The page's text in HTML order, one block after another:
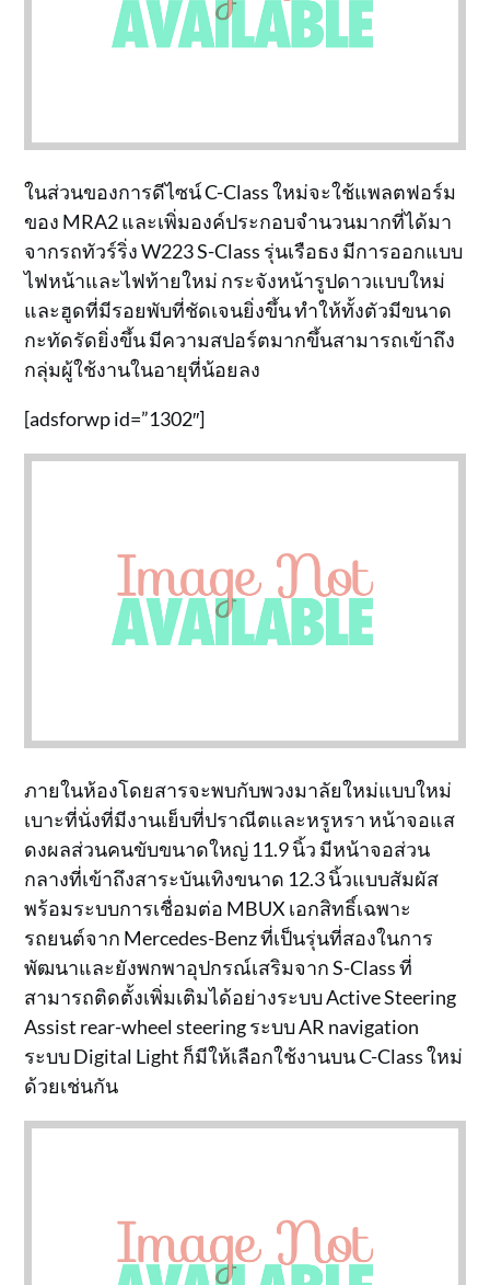
ในส่วนของการดีไซน์ C-Class ใหม่จะใช้แพลตฟอร์ม
ของ MRA2 และเพิ่มองค์ประกอบจำนวนมากที่ได้มา
จากรถทัวร์ริ่ง W223 S-Class รุ่นเรือธง มีการออกแบบ
ไฟหน้าและไฟท้ายใหม่ กระจังหน้ารูปดาวแบบใหม่
และฮูดที่มีรอยพับที่ชัดเจนยิ่งขึ้น ทำให้ทั้งตัวมีขนาด
กะทัดรัดยิ่งขึ้น มีความสปอร์ตมากขึ้นสามารถเข้าถึง
กลุ่มผู้ใช้งานในอายุที่น้อยลง
[adsforwp id=”1302″]
ภายในห้องโดยสารจะพบกับพวงมาลัยใหม่แบบใหม่
เบาะที่นั่งที่มีงานเย็บที่ปราณีตและหรูหรา หน้าจอแส
ดงผลส่วนคนขับขนาดใหญ่ 11.9 นิ้ว มีหน้าจอส่วน
กลางที่เข้าถึงสาระบันเทิงขนาด 12.3 นิ้วแบบสัมผัส
พร้อมระบบการเชื่อมต่อ MBUX เอกสิทธิ์เฉพาะ
รถยนต์จาก Mercedes-Benz ที่เป็นรุ่นที่สองในการ
พัฒนาและยังพกพาอุปกรณ์เสริมจาก S-Class ที่
สามารถติดตั้งเพิ่มเติมได้อย่างระบบ Active Steering
Assist rear-wheel steering ระบบ AR navigation
ระบบ Digital Light ก็มีให้เลือกใช้งานบน C-Class ใหม่
ด้วยเช่นกัน